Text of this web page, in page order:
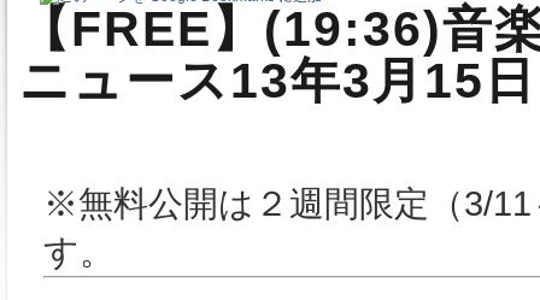
【FREE】(19:36)音
ニュース13年3月15日
※無料公開は２週間限定（3/
す。